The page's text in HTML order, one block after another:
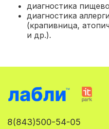
диагностика
диагностика
(крапивница,
и др.).
8(843)500-54-05